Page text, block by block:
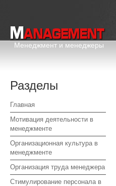
Менеджмент и менеджеры
Разделы
Главная
Мотивация деятельности в
менеджменте
Организационная культура в
менеджменте
Организация труда менеджера
Стимулирование персонала в